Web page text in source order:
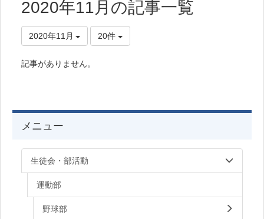
2020年11月の記事一覧
2020年11月 20件
記事がありません。
メニュー
生徒会・部活動
運動部
野球部